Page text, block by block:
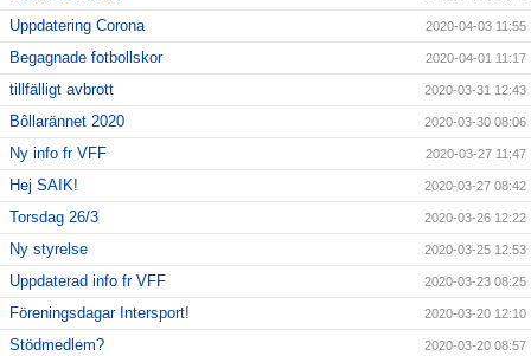
Uppdatering Corona 2020-04-03 11:55
Begagnade fotbollskor 2020-04-01 11:17
tillfälligt avbrott 2020-03-31 12:43
Bôllarännet 2020 2020-03-30 08:06
Ny info fr VFF 2020-03-27 11:47
Hej SAIK! 2020-03-27 08:42
Torsdag 26/3 2020-03-26 12:22
Ny styrelse 2020-03-25 12:53
Uppdaterad info fr VFF 2020-03-23 08:25
Föreningsdagar Intersport! 2020-03-20 12:10
Stödmedlem? 2020-03-20 08:57